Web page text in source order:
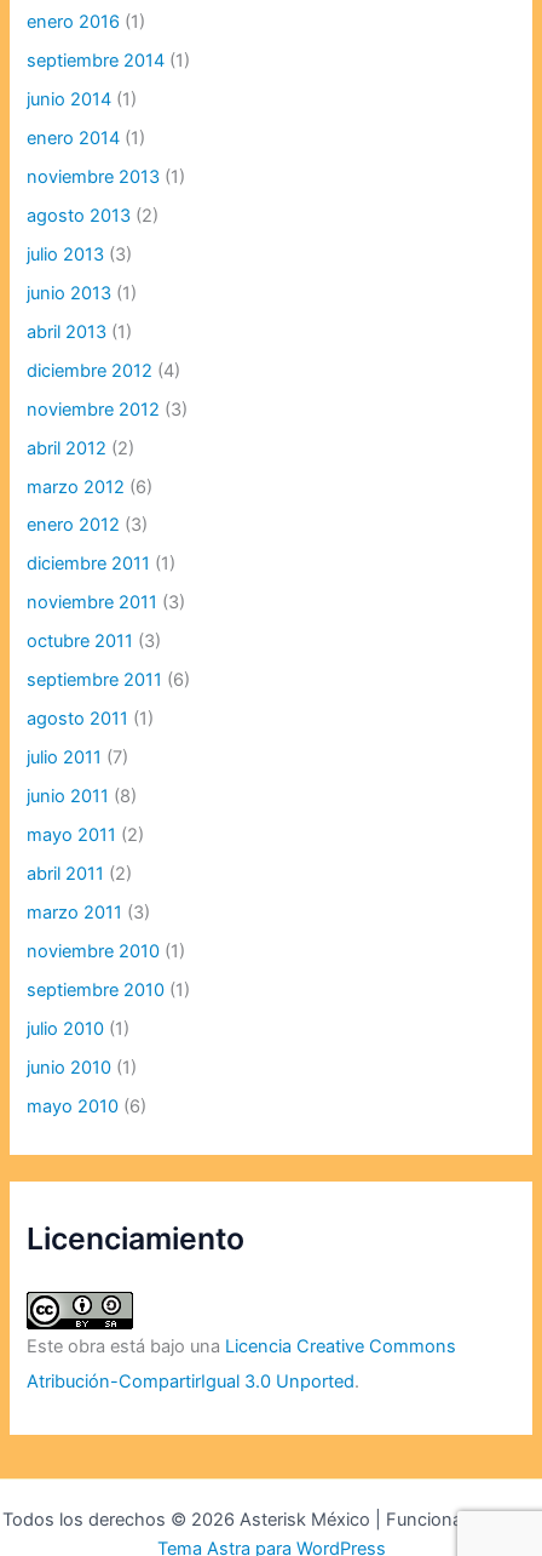
enero 2016 (1)
septiembre 2014 (1)
junio 2014 (1)
enero 2014 (1)
noviembre 2013 (1)
agosto 2013 (2)
julio 2013 (3)
junio 2013 (1)
abril 2013 (1)
diciembre 2012 (4)
noviembre 2012 (3)
abril 2012 (2)
marzo 2012 (6)
enero 2012 (3)
diciembre 2011 (1)
noviembre 2011 (3)
octubre 2011 (3)
septiembre 2011 (6)
agosto 2011 (1)
julio 2011 (7)
junio 2011 (8)
mayo 2011 (2)
abril 2011 (2)
marzo 2011 (3)
noviembre 2010 (1)
septiembre 2010 (1)
julio 2010 (1)
junio 2010 (1)
mayo 2010 (6)
Licenciamiento
Este obra está bajo una Licencia Creative Commons
Atribución-CompartirIgual 3.0 Unported.
Todos los derechos © 2026 Asterisk México | Funciona gracias a
Tema Astra para WordPress